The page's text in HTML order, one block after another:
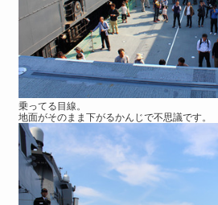
乗ってる目線。
地面がそのまま下がるかんじで不思議です。